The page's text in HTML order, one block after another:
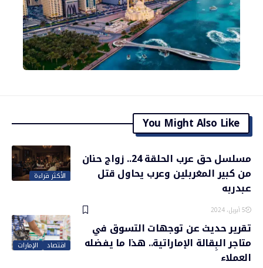
You Might Also Like
الأكثر قراءة
مسلسل حق عرب الحلقة 24.. زواج حنان
من كبير المغربلين وعرب يحاول قتل
عبدربه
5 أبريل، 2024
اقتصاد الإمارات
تقرير حديث عن توجهات التسوق في
متاجر البِقالة الإماراتية.. هذا ما يفضله
العملاء